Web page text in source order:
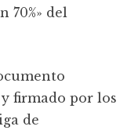
70%» del
firmado por los
de